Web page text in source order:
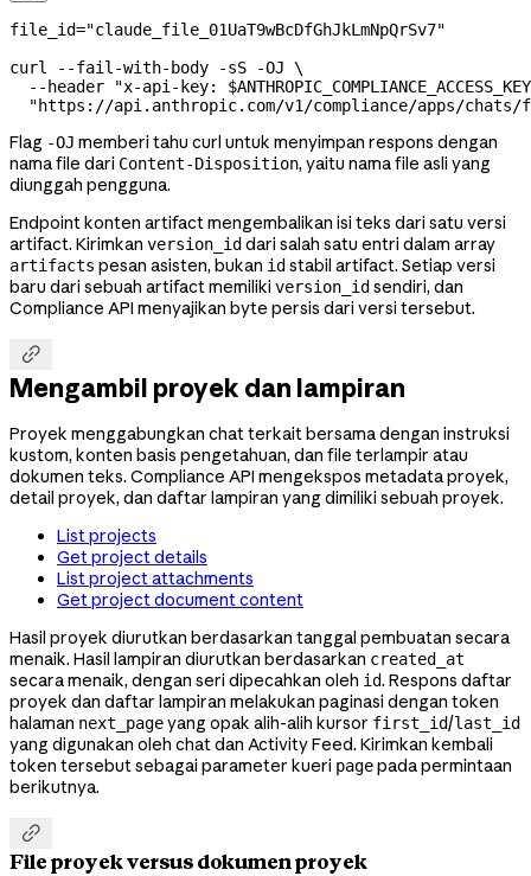
file_id="claude_file_01UaT9wBcDfGhJkLmNpQrSv7"
curl
--fail-with-body -sS -OJ \
  --header
"x-api-key: $ANTHROPIC_COMPLIANCE_ACCESS_KEY
"https://api.anthropic.com/v1/compliance/apps/chats/
Flag -OJ memberi tahu curl untuk menyimpan respons dengan
nama file dari Content-Disposition, yaitu nama file asli yang
diunggah pengguna.
Endpoint konten artifact mengembalikan isi teks dari satu versi
artifact. Kirimkan version_iddari salah satu entri dalam array
artifacts pesan asisten, bukan idstabil artifact. Setiap versi
baru dari sebuah artifact memiliki version_idsendiri, dan
Compliance API menyajikan byte persis dari versi tersebut.

Mengambil proyek dan lampiran
Proyek menggabungkan chat terkait bersama dengan instruksi
kustom, konten basis pengetahuan, dan file terlampir atau
dokumen teks. Compliance API mengekspos metadata proyek,
detail proyek, dan daftar lampiran yang dimiliki sebuah proyek.
List projects
Get project details
List project attachments
Get project document content
Hasil proyek diurutkan berdasarkan tanggal pembuatan secara
menaik. Hasil lampiran diurutkan berdasarkan created_at
secara menaik, dengan seri dipecahkan oleh id. Respons daftar
proyek dan daftar lampiran melakukan paginasi dengan token
halaman next_pageyang opak alih-alih kursor first_id/last_id
yang digunakan oleh chat dan Activity Feed. Kirimkan kembali
token tersebut sebagai parameter kueri pagepada permintaan
berikutnya.

File proyek versus dokumen proyek